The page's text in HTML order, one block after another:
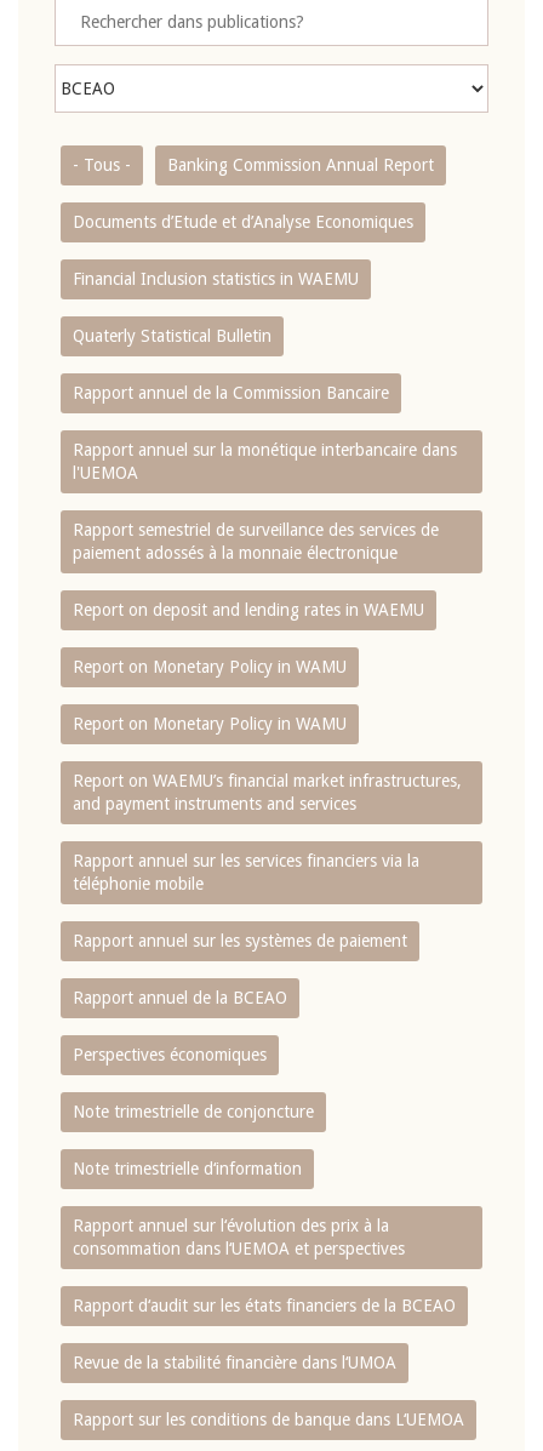
- Tous - Banking Commission Annual Report
Documents d’Etude et d’Analyse Economiques
Financial Inclusion statistics in WAEMU
Quaterly Statistical Bulletin
Rapport annuel de la Commission Bancaire
Rapport annuel sur la monétique interbancaire dans
l'UEMOA
Rapport semestriel de surveillance des services de
paiement adossés à la monnaie électronique
Report on deposit and lending rates in WAEMU
Report on Monetary Policy in WAMU
Report on Monetary Policy in WAMU
Report on WAEMU’s financial market infrastructures,
and payment instruments and services
Rapport annuel sur les services financiers via la
téléphonie mobile
Rapport annuel sur les systèmes de paiement
Rapport annuel de la BCEAO
Perspectives économiques
Note trimestrielle de conjoncture
Note trimestrielle d‘information
Rapport annuel sur l‘évolution des prix à la
consommation dans l‘UEMOA et perspectives
Rapport d‘audit sur les états financiers de la BCEAO
Revue de la stabilité financière dans l‘UMOA
Rapport sur les conditions de banque dans L‘UEMOA